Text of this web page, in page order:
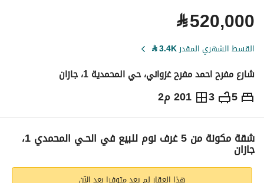
⃁520,000
القسط الشهري المقدر3.4K
⃁
شارع مفرح احمد مفرح غزواني، حي المحمدية 1، جازان
5
3 201 م2 ⃁
520,000
التفاصيل معلومات ترخيص الإعلان حاسبة التمويل
شقة مكونة من 5 غرف نوم للبيع في الحـي المحمدي 1،
جازان
هذا العقار لم يعد متوفرا بعد الآن